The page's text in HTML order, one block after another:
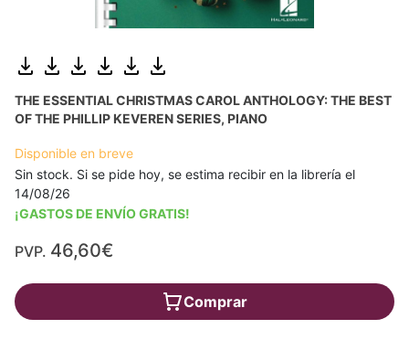
THE ESSENTIAL CHRISTMAS CAROL ANTHOLOGY: THE BEST
OF THE PHILLIP KEVEREN SERIES, PIANO
Disponible en breve
Sin stock. Si se pide hoy, se estima recibir en la librería el
14/08/26
¡GASTOS DE ENVÍO GRATIS!
PVP. 46,60€
Comprar